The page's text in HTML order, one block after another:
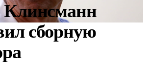
сборную